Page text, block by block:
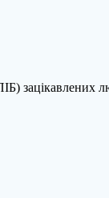
зацікавлених